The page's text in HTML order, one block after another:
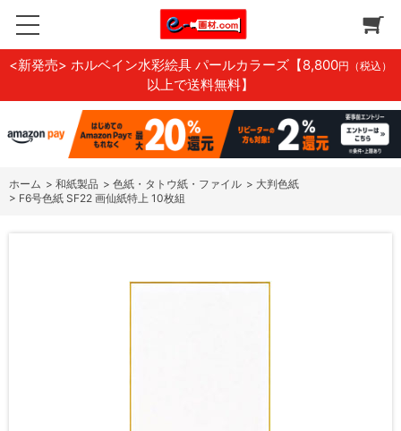
<新発売> ホルベイン水彩絵具 パールカラーズ 【8,800円（税込）
以上で送料無料】
ホーム > 和紙製品 > 色紙・タトウ紙・ファイル > 大判色紙
> F6号色紙 SF22 画仙紙特上 10枚組